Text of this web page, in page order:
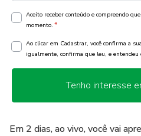
Aceito receber conteúdo e compreendo
momento. *
Ao clicar em Cadastrar, você confirma a
igualmente, confirma que leu, e entendeu
Tenho interesse
Em 2 dias, ao vivo, você vai